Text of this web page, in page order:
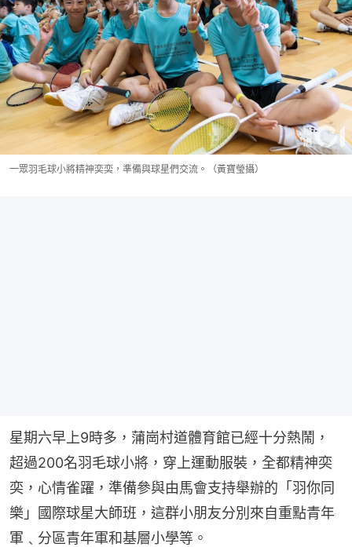
一眾羽毛球小將精神奕奕，準備與球星們交流。（黃寶瑩攝）
星期六早上9時多，蒲崗村道體育館已經十分熱鬧，
超過200名羽毛球小將，穿上運動服裝，全都精神奕
奕，心情雀躍，準備參與由馬會支持舉辦的「羽你同
樂」國際球星大師班，這群小朋友分別來自重點青年
軍﹑分區青年軍和基層小學等。